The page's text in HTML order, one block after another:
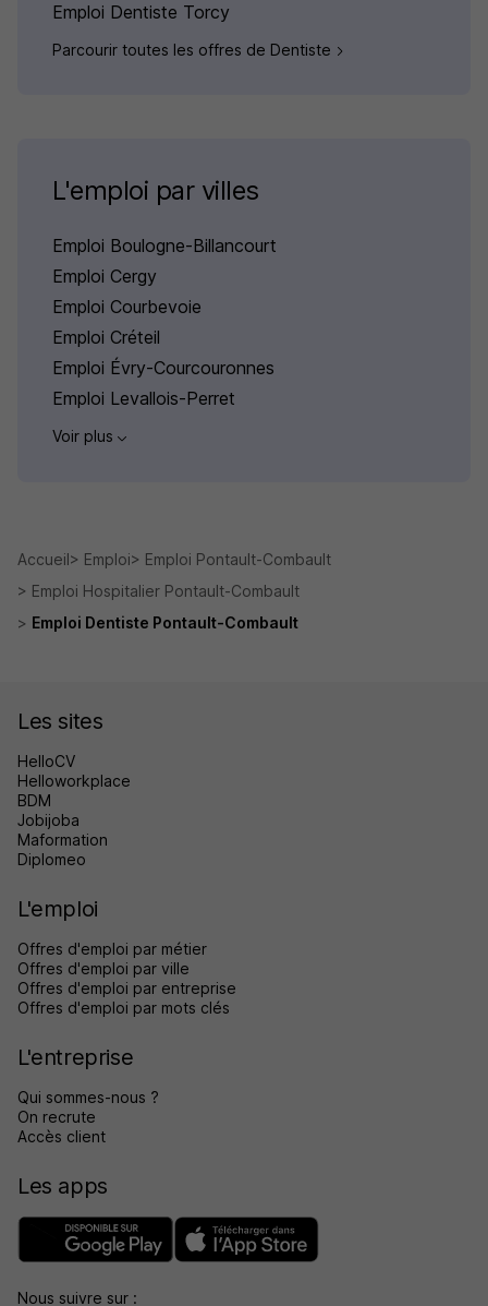
Emploi Dentiste Torcy
Parcourir toutes les offres de Dentiste
L'emploi par villes
Emploi Boulogne-Billancourt
Emploi Cergy
Emploi Courbevoie
Emploi Créteil
Emploi Évry-Courcouronnes
Emploi Levallois-Perret
Voir plus
Accueil Emploi
Emploi Pontault-Combault
Emploi Hospitalier Pontault-Combault
Emploi Dentiste Pontault-Combault
Les sites
HelloCV
Helloworkplace
BDM
Jobijoba
Maformation
Diplomeo
L'emploi
Offres d'emploi par métier
Offres d'emploi par ville
Offres d'emploi par entreprise
Offres d'emploi par mots clés
L'entreprise
Qui sommes-nous ?
On recrute
Accès client
Les apps
Nous suivre sur :